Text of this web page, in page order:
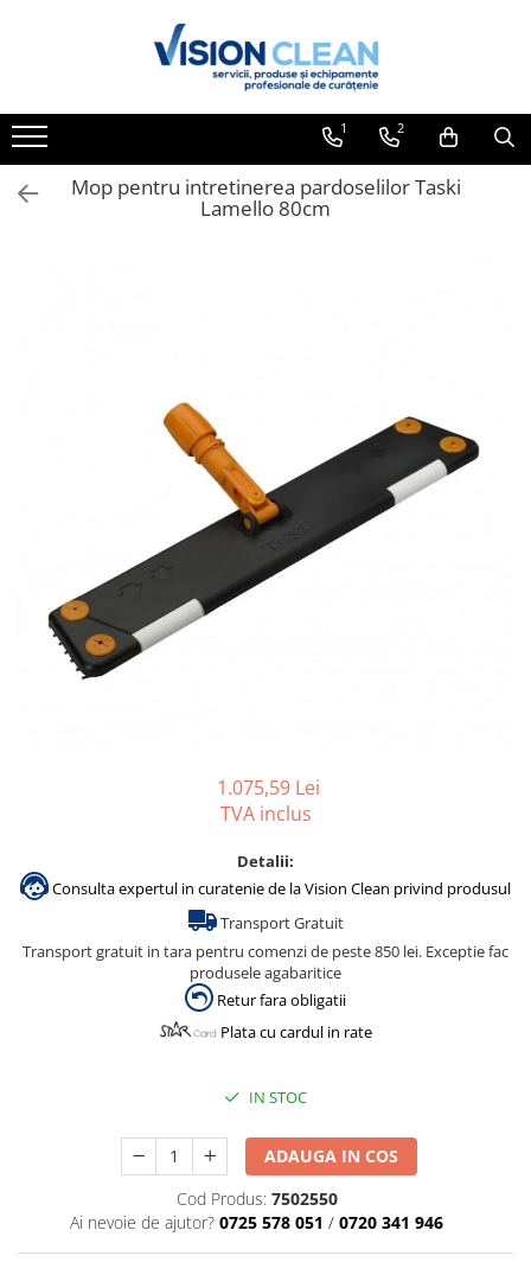
Aspiratoare si masini curatenie
profesionale
Aspiratoare industriale
Monodiscuri profesionale
Detergenti profesionali
Accesorii detergenti, pompe,
pulverizatoare
Detergenti bucatarie
Detergenti comerciali
Detergenti rufe si tesaturi
Detergenti toaleta, grup sanitar
Room Care
Dezinfectanti profesionali
Dezinfectanti maini
Dezinfectanti medicali profesionali
Dezinfectanti suprafete
Dispensere acoperitoare colac wc
Dispensere hartie igienica
Dispensere odorizante
Dispensere prosoape pliate (Z)
1 2
Mop pentru intretinerea pardoselilor Taski
Lamello 80cm
1.075,59 Lei
TVA inclus
Detalii:
Consulta expertul in curatenie de la Vision Clean privind produsul
Transport Gratuit
Transport gratuit in tara pentru comenzi de peste 850 lei. Exceptie fac
produsele agabaritice
Retur fara obligatii
Plata cu cardul in rate
IN STOC
ADAUGA IN COS
Cod Produs: 7502550
Ai nevoie de ajutor? 0725 578 051 / 0720 341 946